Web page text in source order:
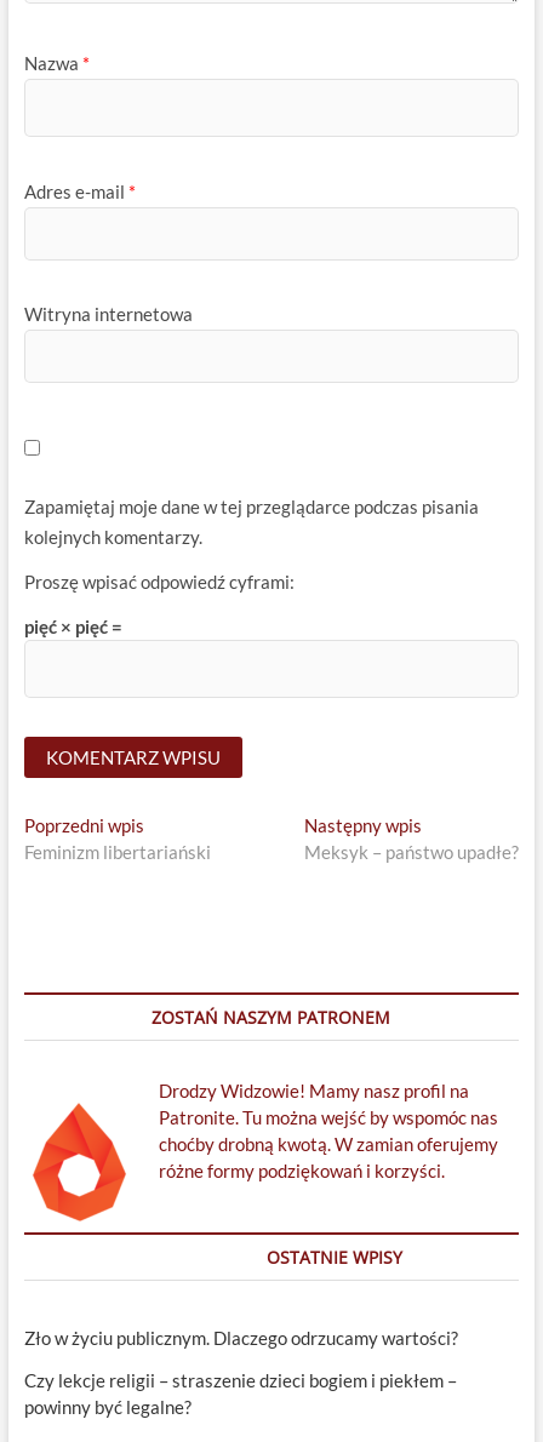
Nazwa *
Adres e-mail *
Witryna internetowa
Zapamiętaj moje dane w tej przeglądarce podczas pisania
kolejnych komentarzy.
Proszę wpisać odpowiedź cyframi:
pięć × pięć =
Nawigacja
wpisu
Poprzedni wpisPrevious
post:
Feminizm libertariański
Następny wpis
post:
Meksyk – państwo upadłe?
ZOSTAŃ NASZYM PATRONEM
Drodzy Widzowie! Mamy nasz profil na
Patronite. Tu można wejść by wspomóc nas
choćby drobną kwotą. W zamian oferujemy
różne formy podziękowań i korzyści.
OSTATNIE WPISY
Zło w życiu publicznym. Dlaczego odrzucamy wartości?
Czy lekcje religii – straszenie dzieci bogiem i piekłem –
powinny być legalne?